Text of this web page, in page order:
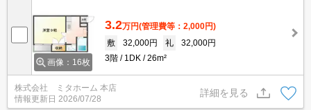
画像：16枚
3.2万円(管理費等：2,000円)
敷
32,000円 礼
32,000円
3階
1DK 26m²
株式会社 ミタホーム 本店
情報更新日 2026/07/28
詳細を見る